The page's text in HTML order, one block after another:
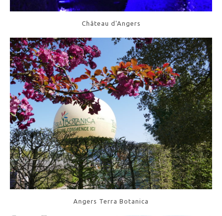
Château d'Angers
Angers Terra Botanica